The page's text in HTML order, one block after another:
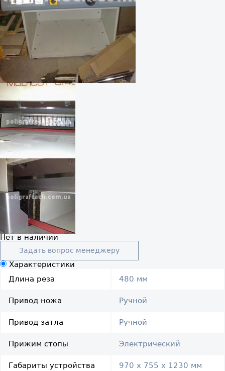
Нет в наличии
Задать вопрос менеджеру
Характеристики
Длина реза
480 мм
Привод ножа Ручной
Привод затла Ручной
Прижим стопы Электрический
Габариты устройства 970 х 755 х 1230 мм